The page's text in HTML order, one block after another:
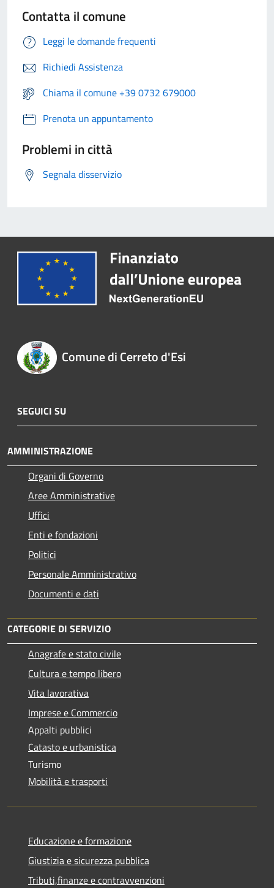
Contatta il comune
Leggi le domande frequenti
Richiedi Assistenza
Chiama il comune +39 0732 679000
Prenota un appuntamento
Problemi in città
Segnala disservizio
Comune di Cerreto d'Esi
SEGUICI SU
AMMINISTRAZIONE
Organi di Governo
Aree Amministrative
Uffici
Enti e fondazioni
Politici
Personale Amministrativo
Documenti e dati
CATEGORIE DI SERVIZIO
Anagrafe e stato civile
Cultura e tempo libero
Vita lavorativa
Imprese e Commercio
Appalti pubblici
Catasto e urbanistica
Turismo
Mobilità e trasporti
Educazione e formazione
Giustizia e sicurezza pubblica
Tributi,finanze e contravvenzioni